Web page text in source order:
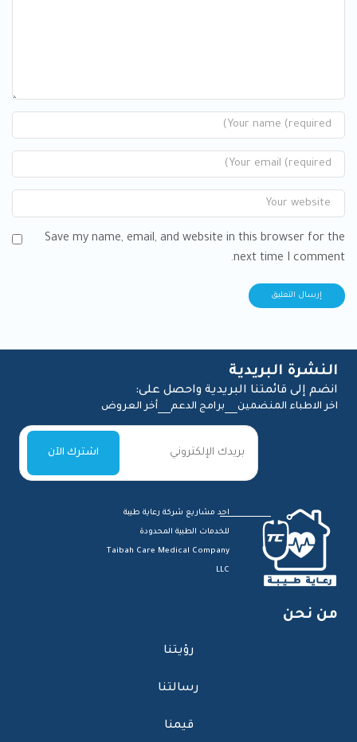
Save my name, email, and website in this browser for the
next time I comment.
النشرة البريدية
انضم إلى قائمتنا البريدية واحصل على:
اخر الاطباء المنضمين برامج الدعم أخر العروض
احد مشاريع شركة رعاية طيبة
للخدمات الطبية المحدودة
Taibah Care Medical Company
LLC
من نحن
رؤيتنا
رسالتنا
قيمنا